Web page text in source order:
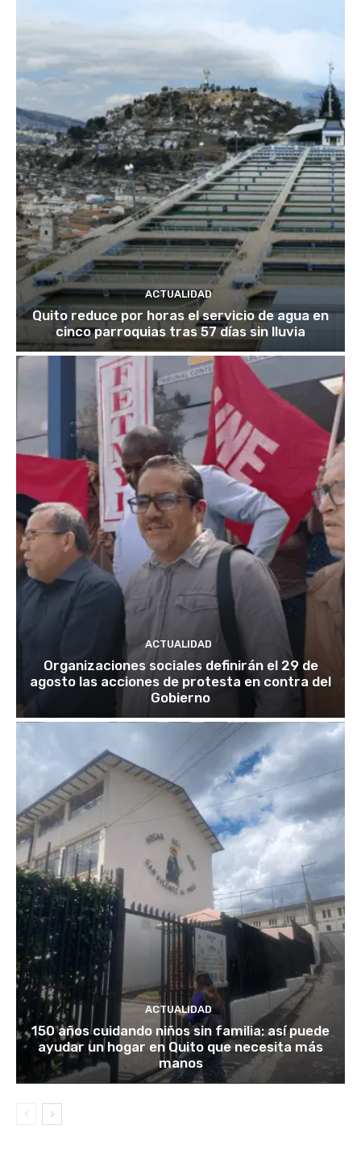
ACTUALIDAD
Quito reduce por horas el servicio de agua en
cinco parroquias tras 57 días sin lluvia
ACTUALIDAD
Organizaciones sociales definirán el 29 de
agosto las acciones de protesta en contra del
Gobierno
ACTUALIDAD
150 años cuidando niños sin familia: así puede
ayudar un hogar en Quito que necesita más
manos